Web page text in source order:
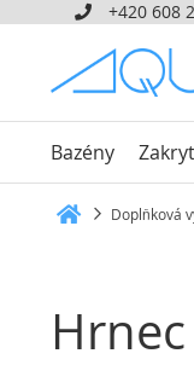
+420 608
Bazény
Doplňková